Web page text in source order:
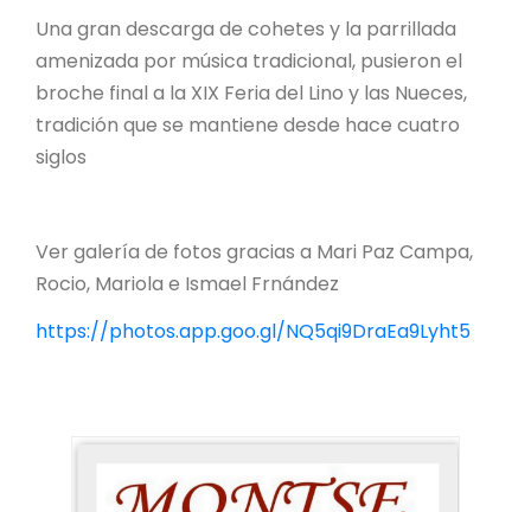
Una gran descarga de cohetes y la parrillada
amenizada por música tradicional, pusieron el
broche final a la XIX Feria del Lino y las Nueces,
tradición que se mantiene desde hace cuatro
siglos
Ver galería de fotos gracias a Mari Paz Campa,
Rocio, Mariola e Ismael Frnández
https://photos.app.goo.gl/NQ5qi9DraEa9Lyht5